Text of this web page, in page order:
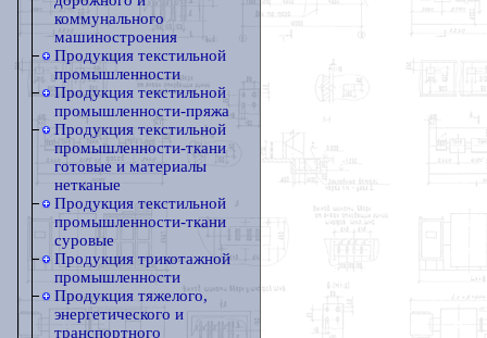
коммунального
машиностроения
Продукция текстильной
промышленности
Продукция текстильной
промышленности-пряжа
Продукция текстильной
промышленности-ткани
готовые и материалы
нетканые
Продукция текстильной
промышленности-ткани
суровые
Продукция трикотажной
промышленности
Продукция тяжелого,
энергетического и
транспортного